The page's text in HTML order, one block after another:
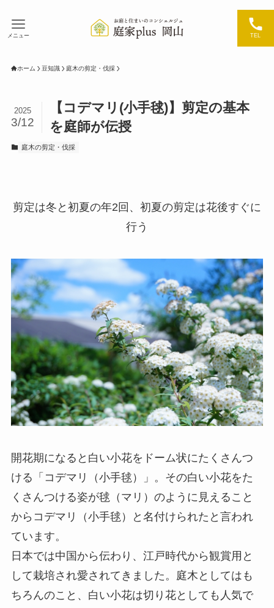
TEL
メニュー
ホーム 豆知識 庭木の剪定・伐採
【コデマリ(小手毬)】剪定の基本
を庭師が伝授
2025
3/12
庭木の剪定・伐採
剪定は冬と初夏の年2回、初夏の剪定は花後すぐに
行う
開花期になると白い小花をドーム状にたくさんつ
ける「コデマリ（小手毬）」。その白い小花をた
くさんつける姿が毬（マリ）のように見えること
からコデマリ（小手毬）と名付けられたと言われ
ています。
日本では中国から伝わり、江戸時代から観賞用と
して栽培され愛されてきました。庭木としてはも
ちろんのこと、白い小花は切り花としても人気で